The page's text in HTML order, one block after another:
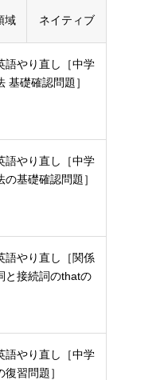
域 ネイティブ
語やり直し［中学
基礎確認問題］
語やり直し［中学
の基礎確認問題］
語やり直し［関係
と接続詞のthatの
語やり直し［中学
復習問題］